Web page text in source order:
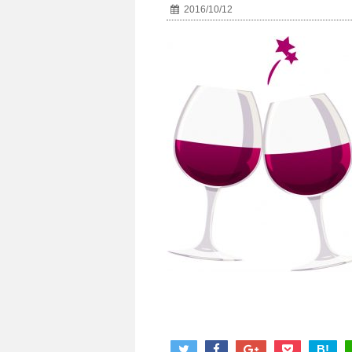
2016/10/12
B!